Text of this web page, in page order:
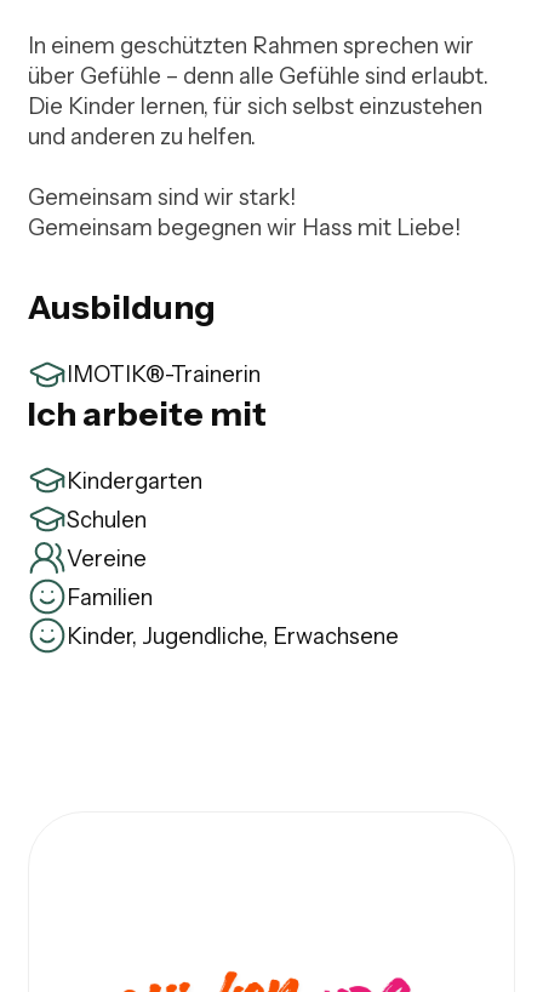
In einem geschützten Rahmen sprechen wir
über Gefühle – denn alle Gefühle sind erlaubt.
Die Kinder lernen, für sich selbst einzustehen
und anderen zu helfen.
Gemeinsam sind wir stark!
Gemeinsam begegnen wir Hass mit Liebe!
Ausbildung
IMOTIK®-Trainerin
Ich arbeite mit
Kindergarten
Schulen
Vereine
Familien
Kinder, Jugendliche, Erwachsene